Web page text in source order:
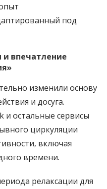
под
впечатление
изменили основу
и досуга.
и остальные сервисы
циркуляции
включая
времени.
релаксации для